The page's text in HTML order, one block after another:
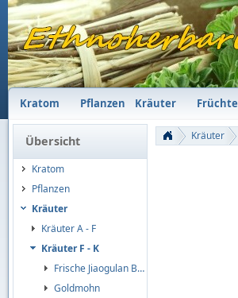
Kratom Pflanzen Kräuter Früchte
Übersicht
Kratom
Pflanzen
Kräuter
Kräuter A - F
Kräuter F - K
Frische Jiaogulan Blätter
Goldmohn
Kräuter